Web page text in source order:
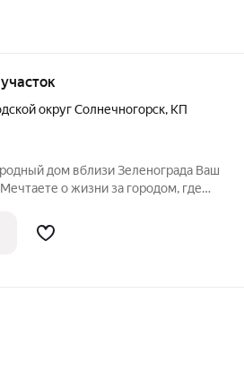
округ Солнечногорск, КП
дом вблизи Зеленограда Ваш
о жизни за городом, где
60 кв. м идеальное